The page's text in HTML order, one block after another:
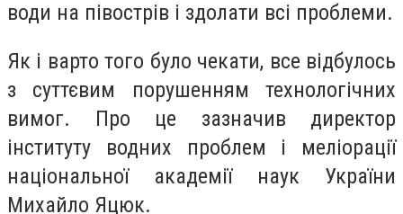
води на півострів і здолати всі проблеми.
Як і варто того було чекати, все відбулось
з суттєвим порушенням технологічних
вимог. Про це зазначив директор
інституту водних проблем і меліорації
національної академії наук України
Михайло Яцюк.